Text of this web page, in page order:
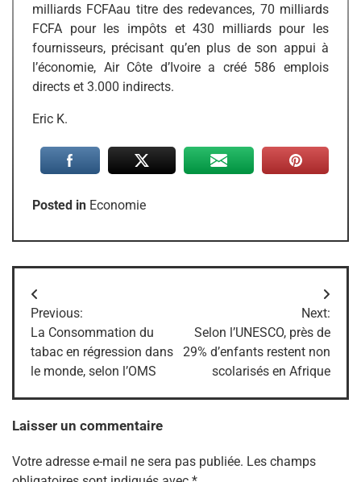
milliards FCFAau titre des redevances, 70 milliards
FCFA pour les impôts et 430 milliards pour les
fournisseurs, précisant qu’en plus de son appui à
l’économie, Air Côte d’Ivoire a créé 586 emplois
directs et 3.000 indirects.
Eric K.
Posted in Economie
Navigation
de
l’article
Previous:
La Consommation du
tabac en régression dans
le monde, selon l’OMS
Next:
Selon l’UNESCO, près de
29% d’enfants restent non
scolarisés en Afrique
Laisser un commentaire
Votre adresse e-mail ne sera pas publiée. Les champs